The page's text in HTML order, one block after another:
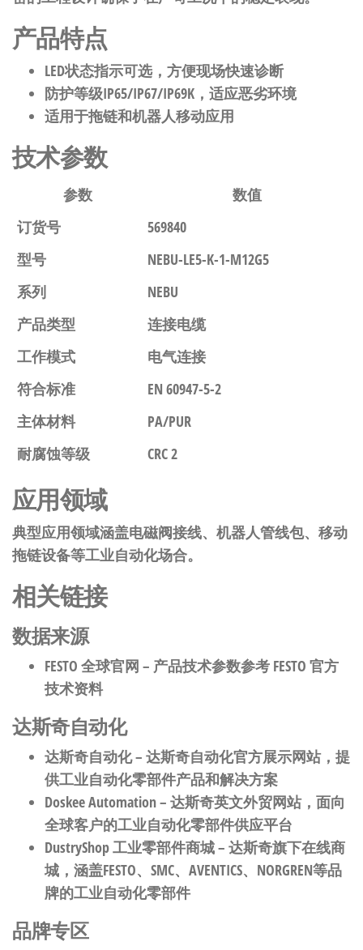
产品特点
LED状态指示可选，方便现场快速诊断
防护等级IP65/IP67/IP69K，适应恶劣环境
适用于拖链和机器人移动应用
技术参数
参数
数值
订货号
569840
型号
NEBU-LE5-K-1-M12G5
系列
NEBU
产品类型
连接电缆
工作模式
电气连接
符合标准
EN 60947-5-2
主体材料
PA/PUR
耐腐蚀等级
CRC 2
应用领域
典型应用领域涵盖电磁阀接线、机器人管线包、移动
拖链设备等工业自动化场合。
相关链接
数据来源
FESTO 全球官网 – 产品技术参数参考 FESTO 官方
技术资料
达斯奇自动化
达斯奇自动化– 达斯奇自动化官方展示网站，提
供工业自动化零部件产品和解决方案
Doskee Automation– 达斯奇英文外贸网站，面向
全球客户的工业自动化零部件供应平台
DustryShop 工业零部件商城– 达斯奇旗下在线商
城，涵盖FESTO、SMC、AVENTICS、NORGREN等品
牌的工业自动化零部件
品牌专区